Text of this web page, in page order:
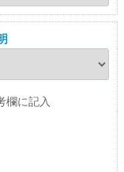
に記入